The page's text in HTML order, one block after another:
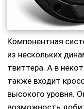
Компонентная
из нескольких
твиттера. А в
также входит
высокого уровня.